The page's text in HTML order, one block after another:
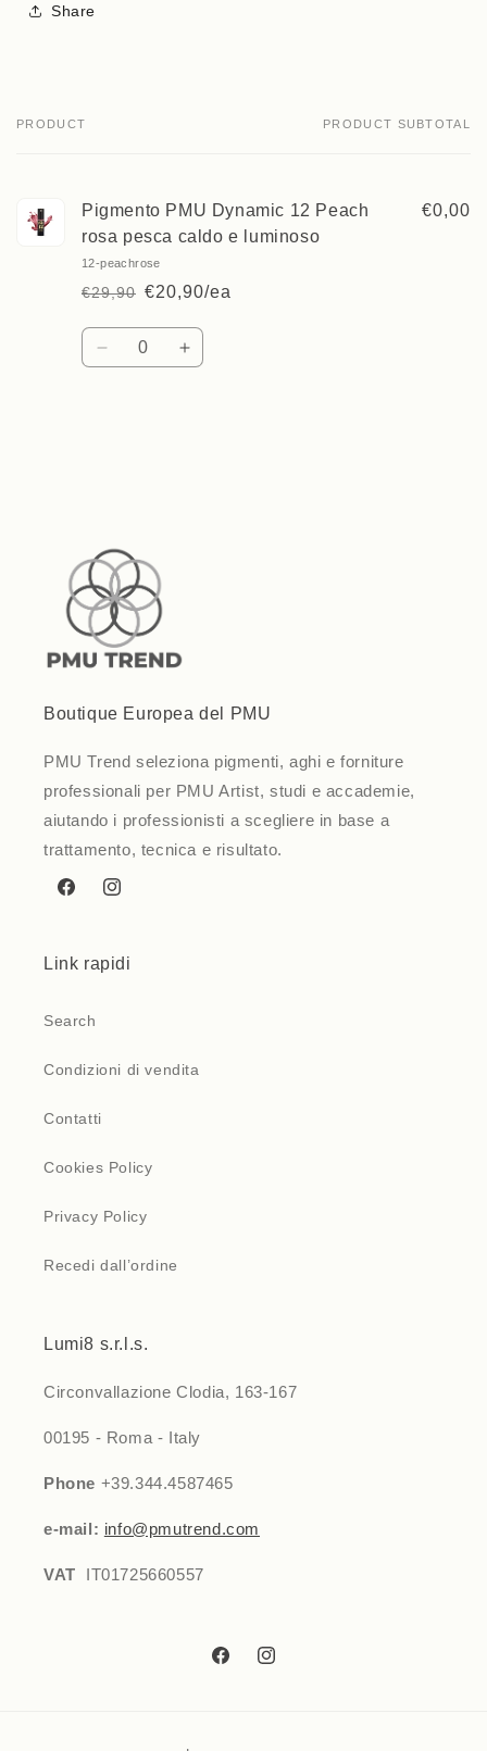
Share
Your
PRODUCT PRODUCT SUBTOTAL
Pigmento PMU Dynamic 12 Peach
rosa pesca caldo e luminoso
12-peachrose
Regular
price
€29,90
Sale
price
€20,90/ea
€0,00
Quantity
Decrease Increase
Boutique Europea del PMU
PMU Trend seleziona pigmenti, aghi e forniture
professionali per PMU Artist, studi e accademie,
aiutando i professionisti a scegliere in base a
trattamento, tecnica e risultato.
FacebookInstagram
Link rapidi
Search
Condizioni di vendita
Contatti
Cookies Policy
Privacy Policy
Recedi dall’ordine
Lumi8 s.r.l.s.
Circonvallazione Clodia, 163-167
00195 - Roma - Italy
Phone +39.344.4587465
e-mail: info@pmutrend.com
VAT IT01725660557
FacebookInstagram